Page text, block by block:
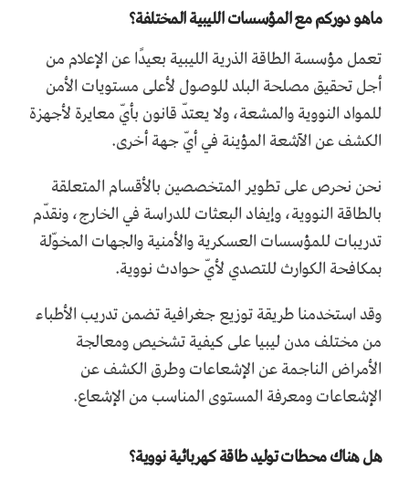
ماهو دوركم مع المؤسسات الليبية المختلفة؟
تعمل مؤسسة الطاقة الذرية الليبية بعيدًا عن الإعلام من
أجل تحقيق مصلحة البلد للوصول لأعلى مستويات الأمن
للمواد النووية والمشعة، ولا يعتدّ قانون بأيّ معايرة لأجهزة
الكشف عن الآشعة المؤينة في أيّ جهة أخرى.
نحن نحرص على تطوير المتخصصين بالأقسام المتعلقة
بالطاقة النووية، وإيفاد البعثات للدراسة في الخارج، ونقدّم
تدريبات للمؤسسات العسكرية والأمنية والجهات المخوّلة
بمكافحة الكوارث للتصدي لأيّ حوادث نووية.
وقد استخدمنا طريقة توزيع جغرافية تضمن تدريب الأطباء
من مختلف مدن ليبيا على كيفية تشخيص ومعالجة
الأمراض الناجمة عن الإشعاعات وطرق الكشف عن
الإشعاعات ومعرفة المستوى المناسب من الإشعاع.
هل هناك محطات توليد طاقة كهربائية نووية؟